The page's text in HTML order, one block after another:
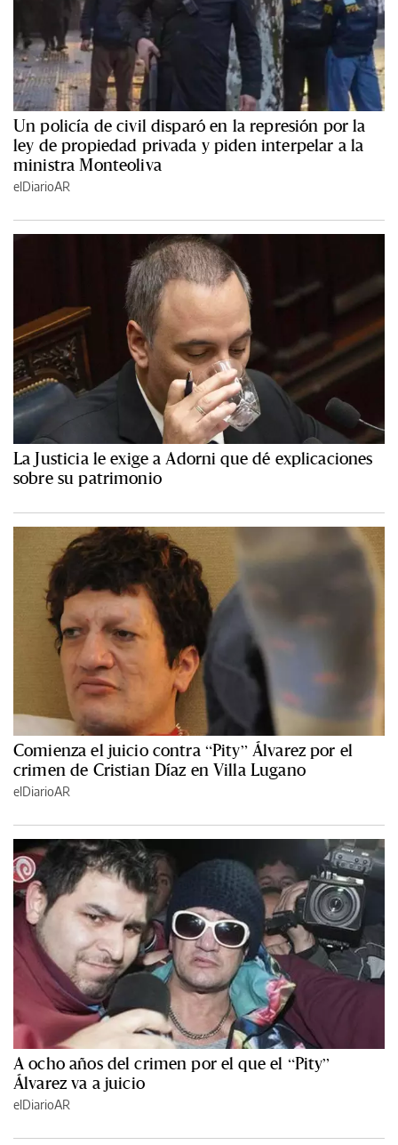
Un policía de civil disparó en la represión por la
ley de propiedad privada y piden interpelar a la
ministra Monteoliva
elDiarioAR
La Justicia le exige a Adorni que dé explicaciones
sobre su patrimonio
Comienza el juicio contra “Pity” Álvarez por el
crimen de Cristian Díaz en Villa Lugano
elDiarioAR
A ocho años del crimen por el que el “Pity”
Álvarez va a juicio
elDiarioAR